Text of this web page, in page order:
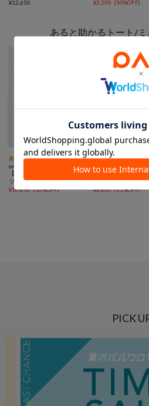
ートバッグ Sサイズ
¥12,650 ¥3,300 (50%OFF)
あると助かるトート/
再入荷 TIME SALE 予約 
one after another NICE CLAUP
【LouLoumei】ビジューロゴ
ツイードキャリーオントート/
推し活
¥10,890 (10%OFF)
TIME SALE 予約 NEW
one after another
【LouLoumei】ビジ
ツイードミニトート
¥8,800 (11%OFF)
PICK